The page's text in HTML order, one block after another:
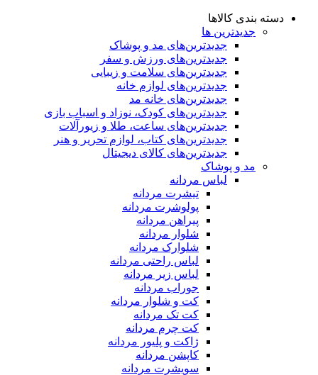
دسته بندی کالاها
جدیدترین ها
جدید‌ترین‌های مد و پوشاک
جدید‌ترین‌های ورزش و سفر
جدید‌ترین‌های سلامت و زیبایی
جدید‌ترین‌های لوازم خانه
جدیدترین‌های خانه مد
جدید‌ترین‌های کودک، نوزاد و اسباب بازی
جدید‌ترین‌های ساعت، طلا و زیورآلات
جدید‌ترین‌های کتاب، لوازم تحریر و هنر
جدید‌ترین‌های کالای دیجیتال
مد و پوشاک
لباس مردانه
تیشرت مردانه
پولوشرت مردانه
پیراهن مردانه
شلوار مردانه
شلوارک مردانه
لباس راحتی مردانه
لباس زیر مردانه
جوراب مردانه
کت و شلوار مردانه
کت تک مردانه
کت چرم مردانه
ژاکت و پلیور مردانه
کاپشن مردانه
سویشرت مردانه